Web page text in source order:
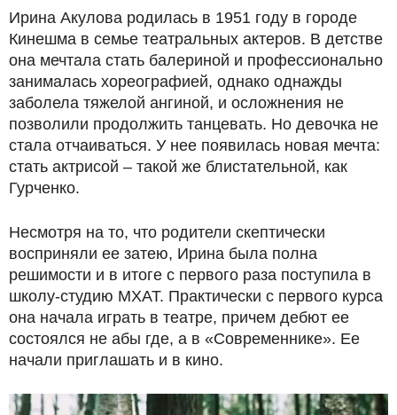
Ирина Акулова родилась в 1951 году в городе
Кинешма в семье театральных актеров. В детстве
она мечтала стать балериной и профессионально
занималась хореографией, однако однажды
заболела тяжелой ангиной, и осложнения не
позволили продолжить танцевать. Но девочка не
стала отчаиваться. У нее появилась новая мечта:
стать актрисой – такой же блистательной, как
Гурченко.
Несмотря на то, что родители скептически
восприняли ее затею, Ирина была полна
решимости и в итоге с первого раза поступила в
школу-студию МХАТ. Практически с первого курса
она начала играть в театре, причем дебют ее
состоялся не абы где, а в «Современнике». Ее
начали приглашать и в кино.